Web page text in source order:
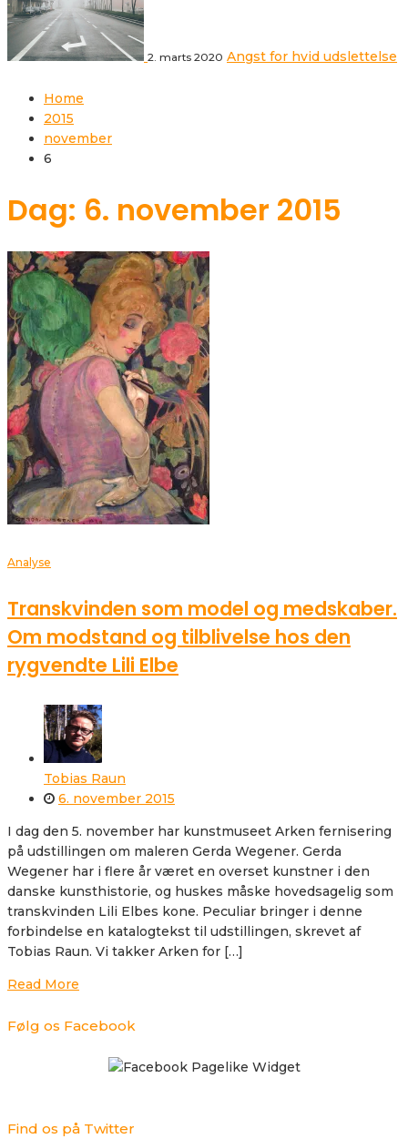
2. marts 2020 Angst for hvid udslettelse
Home
2015
november
6
Dag: 6. november 2015
Analyse
Transkvinden som model og medskaber.
Om modstand og tilblivelse hos den
rygvendte Lili Elbe
Tobias Raun
6. november 2015
I dag den 5. november har kunstmuseet Arken fernisering
på udstillingen om maleren Gerda Wegener. Gerda
Wegener har i flere år været en overset kunstner i den
danske kunsthistorie, og huskes måske hovedsagelig som
transkvinden Lili Elbes kone. Peculiar bringer i denne
forbindelse en katalogtekst til udstillingen, skrevet af
Tobias Raun. Vi takker Arken for […]
Read More
Følg os Facebook
Find os på Twitter